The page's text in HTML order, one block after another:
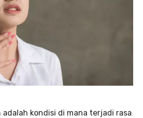
kondisi di mana terjadi rasa